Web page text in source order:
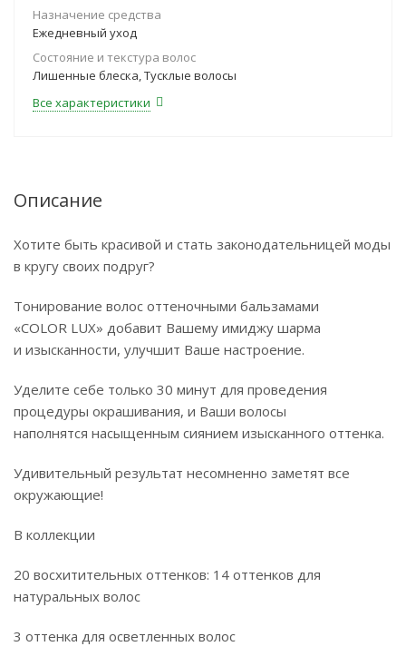
Назначение средства
Ежедневный уход
Состояние и текстура волос
Лишенные блеска, Тусклые волосы
Все характеристики
Описание
Хотите быть красивой и стать законодательницей моды
в кругу своих подруг?
Тонирование волос оттеночными бальзамами
«COLOR LUX» добавит Вашему имиджу шарма
и изысканности, улучшит Ваше настроение.
Уделите себе только 30 минут для проведения
процедуры окрашивания, и Ваши волосы
наполнятся насыщенным сиянием изысканного оттенка.
Удивительный результат несомненно заметят все
окружающие!
В коллекции
20 восхитительных оттенков: 14 оттенков для
натуральных волос
3 оттенка для осветленных волос